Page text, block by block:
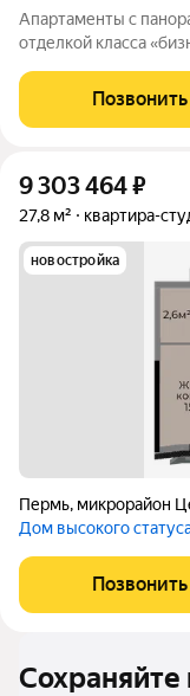
Апартаменты с
отделкой класса
линии Камы,
центра и
Позвонить
9 303 464₽
27,8 м² квартира-
новостройка
Пермь, микрорайон
Дом высокого
Позвонить
Сохраняйте